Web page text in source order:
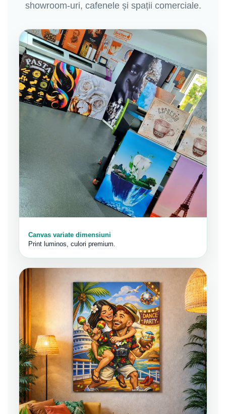
showroom-uri, cafenele și spații comerciale.
Canvas variate dimensiuni
Print luminos, culori premium.